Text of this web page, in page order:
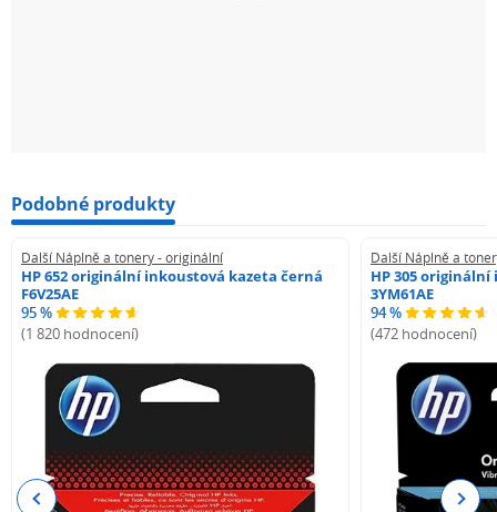
Podobné produkty
Další Náplně a tonery - originální
HP 652 originální inkoustová kazeta černá
F6V25AE
95 %
(1 820 hodnocení)
Další Náplně a
HP 305
3YM61AE
94 %
(472 hodnocení)
Previous Next